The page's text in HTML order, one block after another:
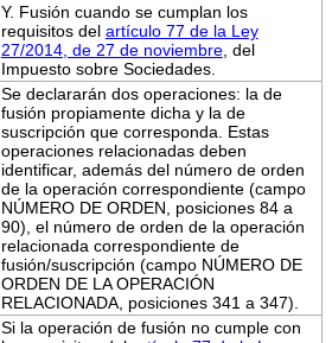
Y. Fusión cuando se cumplan los
requisitos del artículo 77 de la Ley
27/2014, de 27 de noviembre, del
Impuesto sobre Sociedades.
Se declararán dos operaciones: la de
fusión propiamente dicha y la de
suscripción que corresponda. Estas
operaciones relacionadas deben
identificar, además del número de orden
de la operación correspondiente (campo
NÚMERO DE ORDEN, posiciones 84 a
90), el número de orden de la operación
relacionada correspondiente de
fusión/suscripción (campo NÚMERO DE
ORDEN DE LA OPERACIÓN
RELACIONADA, posiciones 341 a 347).
Si la operación de fusión no cumple con